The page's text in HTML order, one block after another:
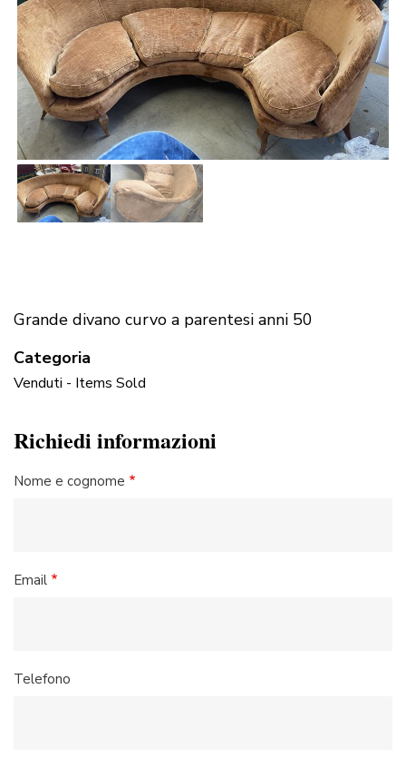
Grande divano curvo a parentesi anni 50
Categoria
Venduti - Items Sold
Richiedi informazioni
Nome e cognome
Email
Telefono